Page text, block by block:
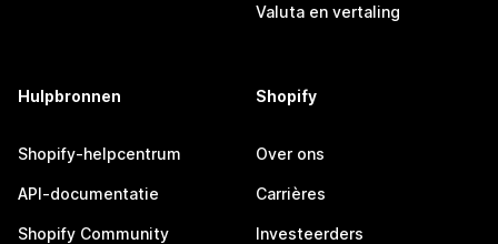
Valuta en vertaling
Hulpbronnen
Shopify-helpcentrum
API-documentatie
Shopify Community
Shopify
Over ons
Carrières
Investeerders